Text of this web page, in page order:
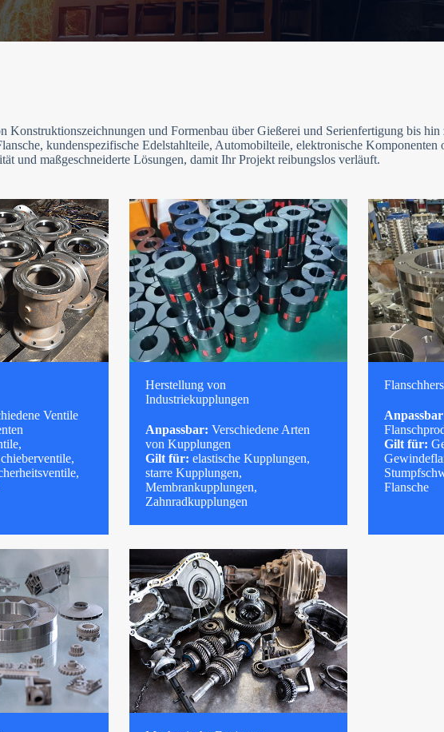
Konstruktionszeichnungen und Formenbau über Gießerei und Serienfertigung bis
kundenspezifische Edelstahlteile, Automobilteile, elektronische Komponenten
und maßgeschneiderte Lösungen, damit Ihr Projekt reibungslos verläuft.
Ventile
Herstellung von
Industriekupplungen
Anpassbar: Verschiedene Arten
von Kupplungen
Gilt für: elastische Kupplungen,
starre Kupplungen,
Membrankupplungen,
Zahnradkupplungen
Gilt für:
Flansche